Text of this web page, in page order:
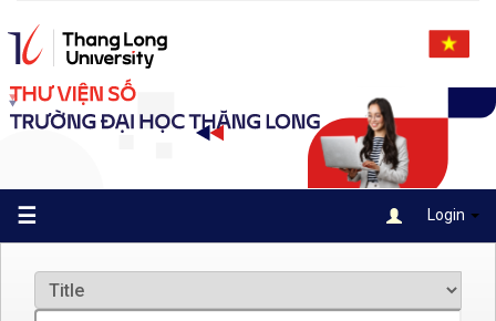
navigation
☰ Login